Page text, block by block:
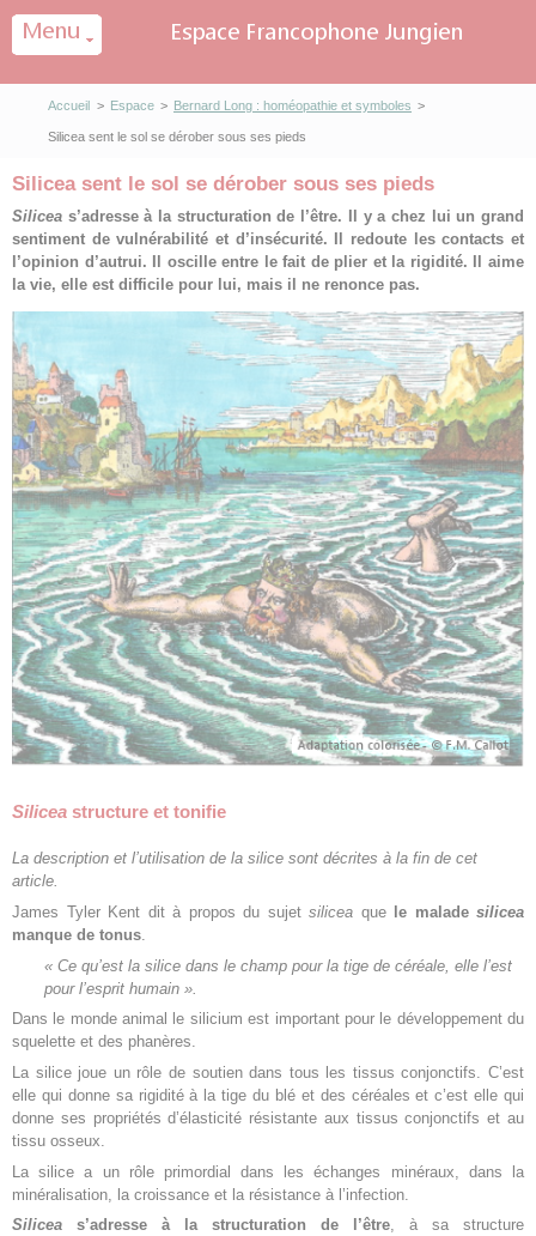
Accueil > Espace > Bernard Long : homéopathie et symboles >
Silicea sent le sol se dérober sous ses pieds
Silicea sent le sol se dérober sous ses pieds
Silicea s’adresse à la structuration de l’être. Il y a chez lui un grand
sentiment de vulnérabilité et d’insécurité. Il redoute les contacts et
l’opinion d’autrui. Il oscille entre le fait de plier et la rigidité. Il aime
la vie, elle est difficile pour lui, mais il ne renonce pas.
Silicea structure et tonifie
La description et l’utilisation de la silice sont décrites à la fin de cet
article.
James Tyler Kent dit à propos du sujetsilicea que le malade silicea
manque de tonus.
« Ce qu’est la silice dans le champ pour la tige de céréale, elle l’est
pour l’esprit humain ».
Dans le monde animal le silicium est important pour le développement du
squelette et des phanères.
La silice joue un rôle de soutien dans tous les tissus conjonctifs. C’est
elle qui donne sa rigidité à la tige du blé et des céréales et c’est elle qui
donne ses propriétés d’élasticité résistante aux tissus conjonctifs et au
tissu osseux.
La silice a un rôle primordial dans les échanges minéraux, dans la
minéralisation, la croissance et la résistance à l’infection.
Silicea s’adresse à la structuration de l’être, à sa structure
Panneau de gestion des cookies